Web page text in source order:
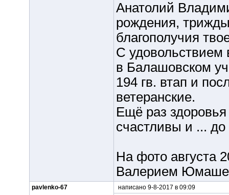
Анатолий
рождения,
благополучия
С удовольствием
в Балашовском
194 гв. втап и
ветеранские.
Ещё раз здоровья
счастливы и ...
На фото августа
Валерием
pavlenko-67 написано 9-8-2017 в 09:09